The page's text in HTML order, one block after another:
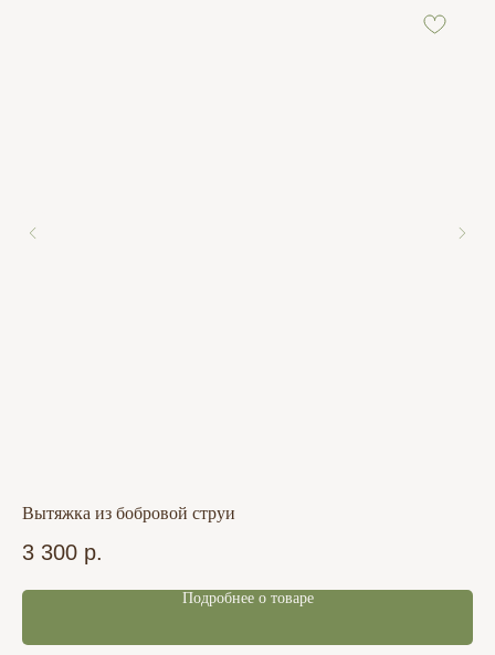
Вытяжка из бобровой струи
3 300 р.
Подробнее о товаре